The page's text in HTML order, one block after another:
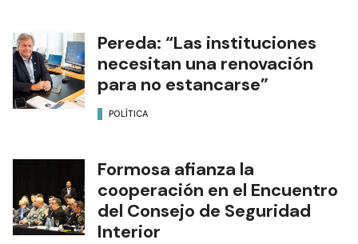
Pereda: “Las instituciones
necesitan una renovación
para no estancarse”
POLÍTICA
Formosa afianza la
cooperación en el Encuentro
del Consejo de Seguridad
Interior